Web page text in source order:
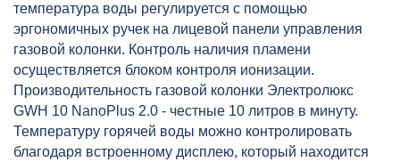
температура воды регулируется с помощью
эргономичных ручек на лицевой панели управления
газовой колонки. Контроль наличия пламени
осуществляется блоком контроля ионизации.
Производительность газовой колонки Электролюкс
GWH 10 NanoPlus 2.0 - честные 10 литров в минуту.
Температуру горячей воды можно контролировать
благодаря встроенному дисплею, который находится